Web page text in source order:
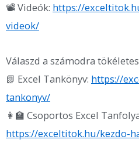
📽 Videók: https://
videok/
Válaszd a számodra
📗 Excel Tankönyv: https://
tankonyv/
👩‍🏫 Csoportos Excel
https://exceltitok.hu/kezdo-